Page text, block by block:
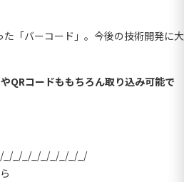
「バーコード」。今後の技術開発に大
QRコードももちろん取り込み可能で
_/_/_/_/_/_/_/_/_/